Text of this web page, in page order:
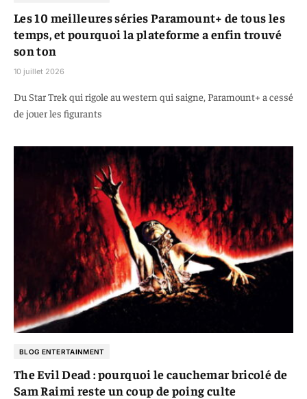
Les 10 meilleures séries Paramount+ de tous les
temps, et pourquoi la plateforme a enfin trouvé
son ton
10 juillet 2026
Du Star Trek qui rigole au western qui saigne, Paramount+ a cessé
de jouer les figurants
BLOG ENTERTAINMENT
The Evil Dead : pourquoi le cauchemar bricolé de
Sam Raimi reste un coup de poing culte